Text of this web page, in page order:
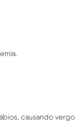
causando